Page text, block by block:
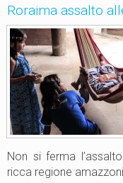
l
u
n
g
o
i
l
f
i
u
m
e
s
s
i
o
n
e
t
r
a
i
g
Roraima assalto
Non si ferma
ricca regione